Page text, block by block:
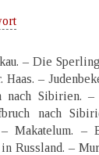
– Die
Haas. –
nach Sibirien.
nach
Makatelum. –
Russland. –